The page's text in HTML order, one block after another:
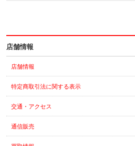
店舗情報
店舗情報
特定商取引法に関する表示
交通・アクセス
通信販売